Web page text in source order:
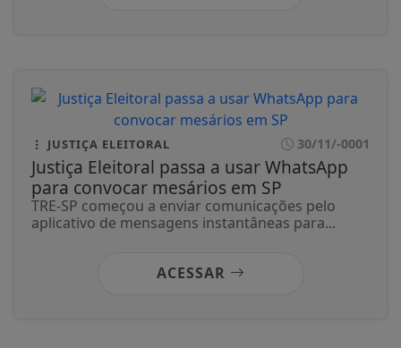
JUSTIÇA ELEITORAL 30/11/-0001
Justiça Eleitoral passa a usar WhatsApp
para convocar mesários em SP
TRE-SP começou a enviar comunicações pelo
aplicativo de mensagens instantâneas para...
ACESSAR